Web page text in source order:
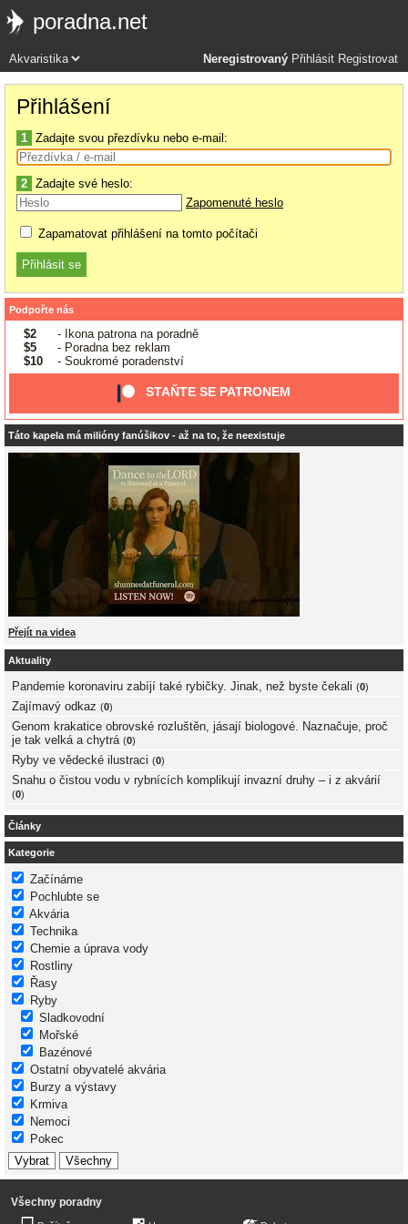
poradna.net
Neregistrovaný Přihlásit Registrovat
Přihlášení
1 Zadajte svou přezdívku nebo e-mail:
2 Zadajte své heslo:
Zapomenuté heslo
Zapamatovat přihlášení na tomto počítači
Podpořte nás
$2
- Ikona patrona na poradně
$5
- Poradna bez reklam
$10
- Soukromé poradenství
STAŇTE SE PATRONEM
Táto kapela má milióny fanúšikov - až na to, že neexistuje
Přejít na videa
Aktuality
Pandemie koronaviru zabíjí také rybičky. Jinak, než byste čekali (0)
Zajímavý odkaz (0)
Genom krakatice obrovské rozluštěn, jásají biologové. Naznačuje, proč
je tak velká a chytrá (0)
Ryby ve vědecké ilustraci (0)
Snahu o čistou vodu v rybnících komplikují invazní druhy – i z akvárií
(0)
Články
Kategorie
Začínáme
Pochlubte se
Akvária
Technika
Chemie a úprava vody
Rostliny
Řasy
Ryby
Sladkovodní
Mořské
Bazénové
Ostatní obyvatelé akvária
Burzy a výstavy
Krmiva
Nemoci
Pokec
Všechny poradny